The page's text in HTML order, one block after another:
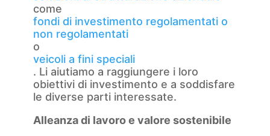
come
fondi di investimento regolamentati o
non regolamentati
o
veicoli a fini speciali
. Li aiutiamo a raggiungere i loro
obiettivi di investimento e a soddisfare
le diverse parti interessate.
Alleanza di lavoro e valore sostenibile